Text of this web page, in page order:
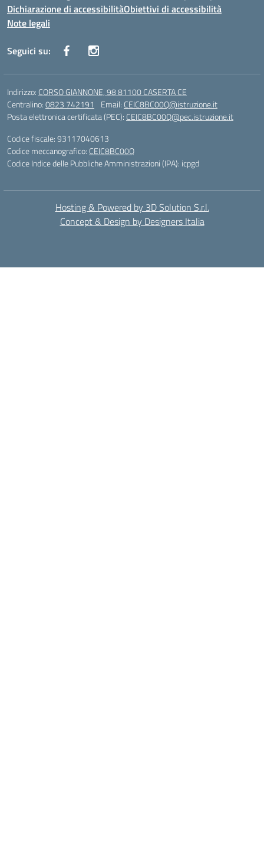
Dichiarazione di accessibilitàObiettivi di accessibilità
Note legali
Seguici su:
Indirizzo: CORSO GIANNONE, 98 81100 CASERTA CE
Centralino:0823 742191 Email: CEIC8BC00Q@istruzione.it
Posta elettronica certificata (PEC): CEIC8BC00Q@pec.istruzione.it
Codice fiscale: 93117040613
Codice meccanografico: CEIC8BC00Q
Codice Indice delle Pubbliche Amministrazioni (IPA): icpgd
Hosting & Powered by 3D Solution S.r.l.
Concept & Design by Designers Italia